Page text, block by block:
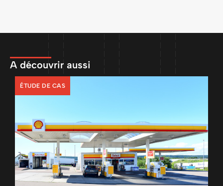
A découvrir aussi
ÉTUDE DE CAS